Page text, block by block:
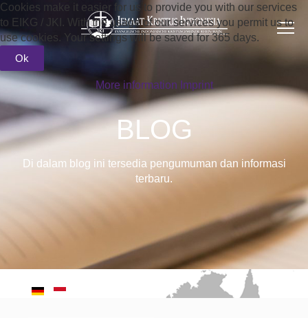
BLOG
Di dalam blog ini tersedia pengumuman dan informasi
terbaru.
Cookies make it easier for us to provide you with our services
to EIKG / JKI. With the usage of our services you permit us to
use cookies. Your settings will be saved for 365 days.
Ok
More information Imprint